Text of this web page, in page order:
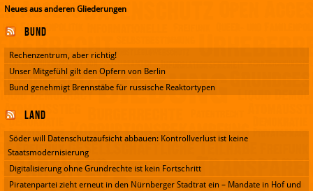
Neues aus anderen Gliederungen
Bund
Rechenzentrum, aber richtig!
Unser Mitgefühl gilt den Opfern von Berlin
Bund genehmigt Brennstäbe für russische Reaktortypen
Land
Söder will Datenschutzaufsicht abbauen: Kontrollverlust ist keine
Staatsmodernisierung
Digitalisierung ohne Grundrechte ist kein Fortschritt
Piratenpartei zieht erneut in den Nürnberger Stadtrat ein – Mandate in Hof und